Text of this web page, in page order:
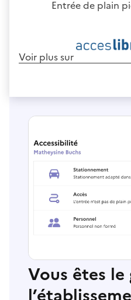
Entrée de plain
Voir plus sur
Vous êtes le